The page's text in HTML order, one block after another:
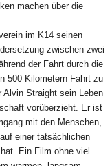
machen über die
im K14 seinen
zwischen zwei
der Fahrt durch die
500 Kilometern Fahrt zu
Alvin Straight sein Leben
vorüberzieht. Er ist
mit den Menschen,
einer tatsächlichen
Ein Film ohne viel